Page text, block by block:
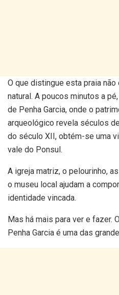
O que distingue esta praia
natural. A poucos minutos a
de Penha Garcia, onde o
arqueológico revela séculos
do século XII, obtém-se uma
vale do Ponsul.
A igreja matriz, o pelourinho,
o museu local ajudam a
identidade vincada.
Mas há mais para ver e fazer.
Penha Garcia é uma das